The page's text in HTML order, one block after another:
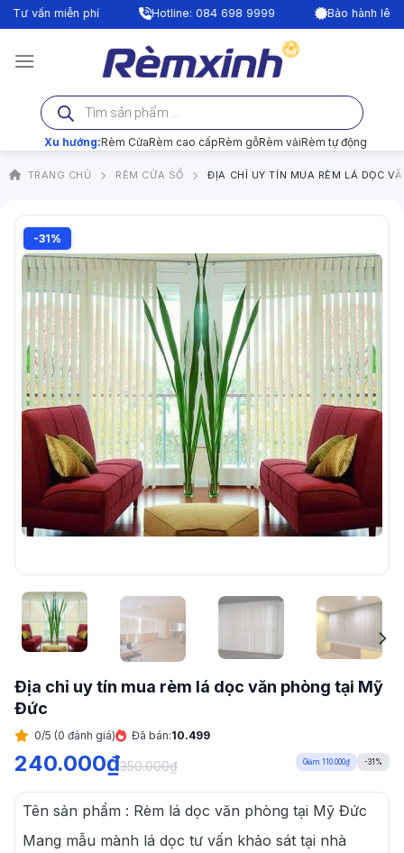
Bỏ
qua
nội
vấn miễn phí Hotline: 084 698 9999 Bảo hành lên tới
Tìm
kiếm
sản
phẩm
Xu hướng:Rèm CửaRèm cao cấpRèm gỗRèm vảiRèm tự động
TRANG CHỦ RÈM CỬA SỔ ĐỊA CHỈ UY TÍN MUA RÈM LÁ DỌC
-31%
Địa chỉ uy tín mua rèm lá dọc văn phòng tại Mỹ
Đức
0/5 (0 đánh giá) Đã bán:10.499
240.000₫350.000₫ Giảm 110.000₫ -31%
Tên sản phẩm : Rèm lá dọc văn phòng tại Mỹ Đức
Mang mẫu mành lá dọc tư vấn khảo sát tại nhà